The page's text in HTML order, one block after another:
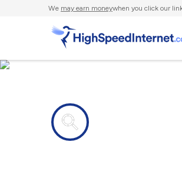
We may earn moneywhen you click our